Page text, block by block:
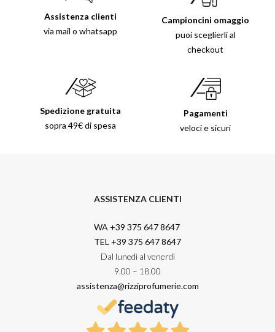
Assistenza clienti
via mail o whatsapp
Campioncini omaggio
puoi sceglierli al
checkout
Spedizione gratuita
sopra 49€ di spesa
Pagamenti
veloci e sicuri
ASSISTENZA CLIENTI
WA +39 375 647 8647
TEL +39 375 647 8647
Dal lunedì al venerdì
9.00 – 18.00
assistenza@rizziprofumerie.com